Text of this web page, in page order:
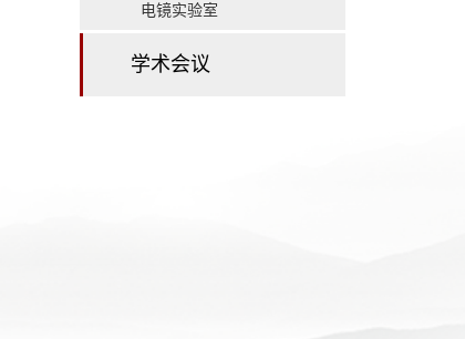
电镜实验室
学术会议